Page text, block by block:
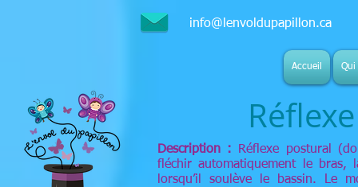
Accueil Qui
Description :
Réflexe postural
fléchir automatiquement le bras,
lorsqu’il soulève le bassin. Le
info@lenvoldupapillon.ca